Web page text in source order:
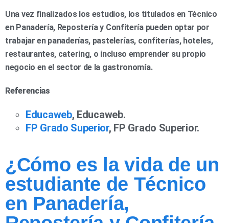
Una vez finalizados los estudios, los titulados en Técnico
en Panadería, Repostería y Confitería pueden optar por
trabajar en panaderías, pastelerías, confiterías, hoteles,
restaurantes, catering, o incluso emprender su propio
negocio en el sector de la gastronomía.
Referencias
Educaweb, Educaweb.
FP Grado Superior, FP Grado Superior.
¿Cómo es la vida de un
estudiante de Técnico
en Panadería,